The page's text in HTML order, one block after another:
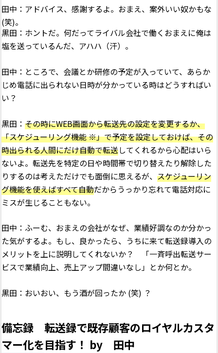
田中：アドバイス、感謝するよ。おまえ、案外いい奴かもな
(笑)。
黒田：ホントだ。何だってライバル会社で働くおまえに俺は
塩を送っているんだ、アハハ（汗）。
田中：ところで、会議とか研修の予定が入っていて、あらか
じめ電話に出られない日時が分かっている時はどうすればい
い？
黒田： その時にWEB画面から転送先の設定を変更するか、
「スケジューリング機能 ※」で予定を設定しておけば、その
時出られる人間にだけ自動で転送してくれるから心配はいら
ないよ。転送先を特定の日や時間帯で切り替えたり解除した
りするのは考えただけでも面倒に思えるが、 スケジューリン
グ機能を使えばすべて自動だからうっかり忘れて電話対応に
ミスが生じることもない。
田中：ふーむ、おまえの会社がなぜ、業績好調なのか分かっ
た気がするよ。もし、良かったら、うちに来て転送録導入の
メリットを上に説明してくれないか？ 「一斉呼出転送サー
ビスで業績向上、売上アップ間違いなし」とか何とか。
黒田：おいおい、もう酒が回ったか (笑) ？
備忘録 転送録で既存顧客のロイヤルカスタ
マー化を目指す！ by 田中